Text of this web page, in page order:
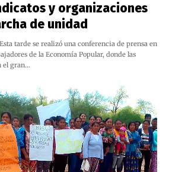
y organizaciones
de unidad
tarde se realizó una conferencia de prensa en
de la Economía Popular, donde las
el gran…